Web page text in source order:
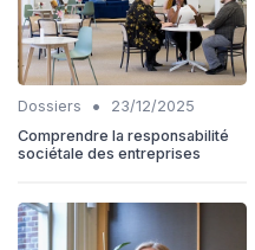
Dossiers •
23/12/2025
Comprendre la responsabilité
sociétale des entreprises